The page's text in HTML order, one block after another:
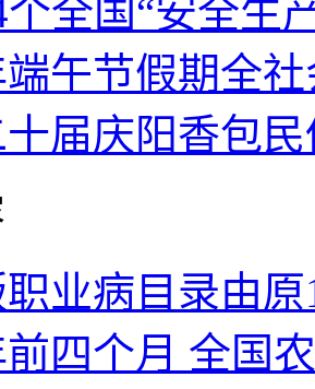
个全国“安全生
午节假期全
届庆阳香包
业病目录由原
四个月 全国